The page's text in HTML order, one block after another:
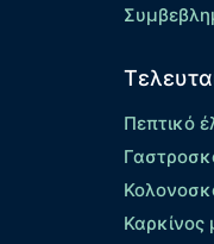
Πεπτικό